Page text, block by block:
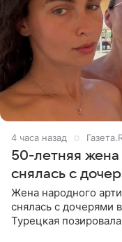
4 часа назад
50-летняя
снялась с
Жена народного
снялась с дочерями
Турецкая